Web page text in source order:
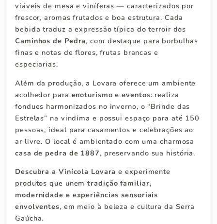
viáveis de mesa e viníferas — caracterizados por
frescor, aromas frutados e boa estrutura. Cada
bebida traduz a expressão típica do terroir dos
Caminhos de Pedra, com destaque para borbulhas
finas e notas de flores, frutas brancas e
especiarias.
Além da produção, a Lovara oferece um ambiente
acolhedor para enoturismo e eventos: realiza
fondues harmonizados no inverno, o “Brinde das
Estrelas” na vindima e possui espaço para até 150
pessoas, ideal para casamentos e celebrações ao
ar livre. O local é ambientado com uma charmosa
casa de pedra de 1887, preservando sua história.
Descubra a Vinícola Lovara e experimente
produtos que unemtradição familiar,
modernidade e experiências sensoriais
envolventes, em meio à beleza e cultura da Serra
Gaúcha.